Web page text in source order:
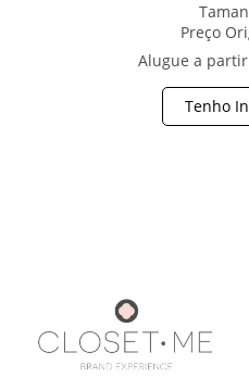
Preço
Alugue a
Tenho